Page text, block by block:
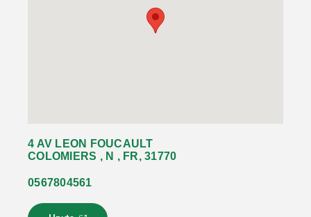
4 AV LEON FOUCAULT
COLOMIERS , N , FR, 31770
0567804561